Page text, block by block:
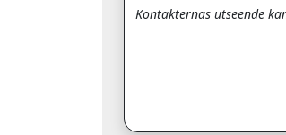
Kontakternas utseende